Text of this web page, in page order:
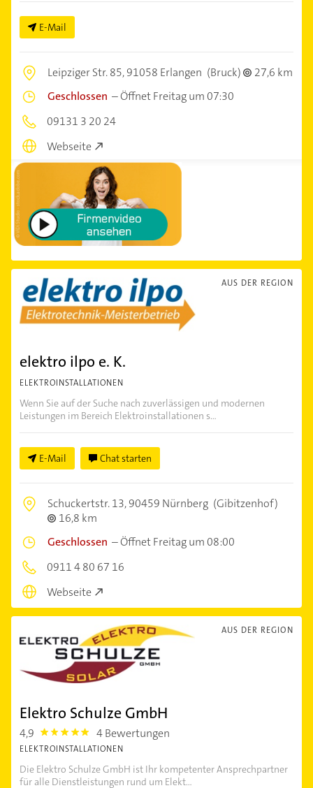
E-Mail
Leipziger Str. 85,91058 Erlangen (Bruck)
27,6 km
Geschlossen –Öffnet Freitag um 07:30
09131 3 20 24
Webseite
AUS DER REGION
elektro ilpo e. K.
ELEKTROINSTALLATIONEN
Wenn Sie auf der Suche nach zuverlässigen und modernen
Leistungen im Bereich Elektroinstallationen s...
E-Mail Chat starten
Schuckertstr. 13,90459 Nürnberg (Gibitzenhof)
16,8 km
Geschlossen –Öffnet Freitag um 08:00
0911 4 80 67 16
Webseite
AUS DER REGION
Elektro Schulze GmbH
4,9 4.9 4 Bewertungen
ELEKTROINSTALLATIONEN
Die Elektro Schulze GmbH ist Ihr kompetenter Ansprechpartner
für alle Dienstleistungen rund um Elekt...